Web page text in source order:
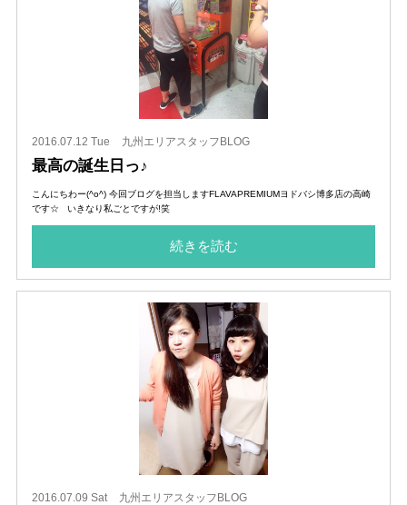
2016.07.12 Tue 九州エリアスタッフBLOG
最高の誕生日っ♪
こんにちわー(^o^) 今回ブログを担当しますFLAVAPREMIUMヨドバシ博多店の高崎
です☆ いきなり私ごとですが!笑
続きを読む
2016.07.09 Sat 九州エリアスタッフBLOG